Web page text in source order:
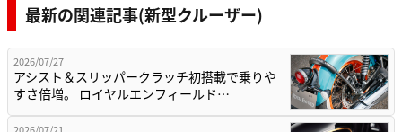
最新の関連記事(新型クルーザー)
2026/07/27
アシスト＆スリッパークラッチ初搭載で乗りや
すさ倍増。 ロイヤルエンフィールド…